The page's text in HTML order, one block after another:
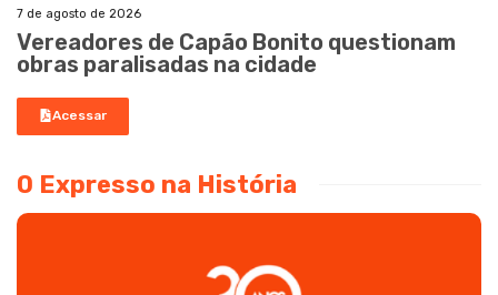
7 de agosto de 2026
Vereadores de Capão Bonito questionam
obras paralisadas na cidade
Acessar
O Expresso na História